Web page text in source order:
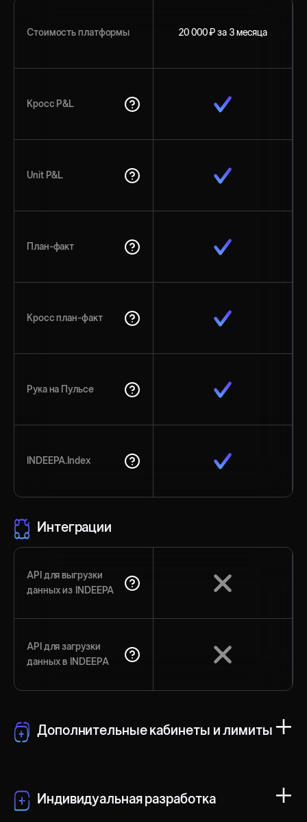
Стоимость платформы 20 000 ₽ за 3 месяца
Кросс P&L
Unit P&L
План-факт
Кросс план-факт
Рука на Пульсе
INDEEPA.Index
Интеграции
API для выгрузки
данных из INDEEPA
API для загрузки
данных в INDEEPA
Дополнительные кабинеты и лимиты +
100 SKU
5 000 ₽/мес
Индивидуальная разработка +